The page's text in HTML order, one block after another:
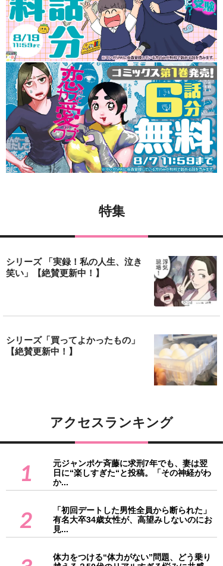
特集
シリーズ 「実録！私の人生、泣き
笑い」【絶賛更新中！】
シリーズ「買ってよかったもの」
【絶賛更新中！】
アクセスランキング
1
元ジャンポケ斉藤に求刑7年でも、妻は翌
日に“楽しすぎた“と投稿。「その神経がわ
か...
2
「初回デートした男性全員から断られた」
有名大卒34歳女性が、高望みしないのにお
見...
体力をつける“体力がない”問題、どう乗り